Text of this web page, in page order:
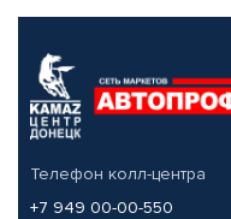
Телефон колл-центра
+7 949 00-00-550